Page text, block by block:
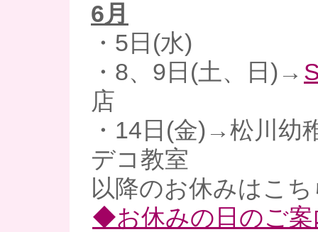
6月
・5日(水)
・8、9日(土、日)→
店
・14日(金)→松川幼
デコ教室
以降のお休みはこち
◆お休みの日のご